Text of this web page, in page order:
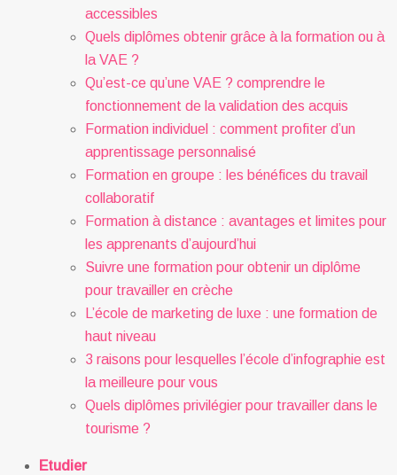
accessibles
Quels diplômes obtenir grâce à la formation ou à
la VAE ?
Qu’est-ce qu’une VAE ? comprendre le
fonctionnement de la validation des acquis
Formation individuel : comment profiter d’un
apprentissage personnalisé
Formation en groupe : les bénéfices du travail
collaboratif
Formation à distance : avantages et limites pour
les apprenants d’aujourd’hui
Suivre une formation pour obtenir un diplôme
pour travailler en crèche
L’école de marketing de luxe : une formation de
haut niveau
3 raisons pour lesquelles l’école d’infographie est
la meilleure pour vous
Quels diplômes privilégier pour travailler dans le
tourisme ?
Etudier